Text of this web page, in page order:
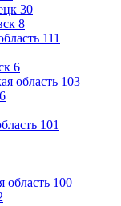
30
8
111
6
область 103
101
область 100